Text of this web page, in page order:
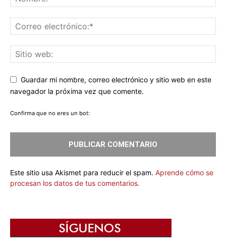
Guardar mi nombre, correo electrónico y sitio web en este
navegador la próxima vez que comente.
Confirma que no eres un bot:
Este sitio usa Akismet para reducir el spam. Aprende cómo se
procesan los datos de tus comentarios.